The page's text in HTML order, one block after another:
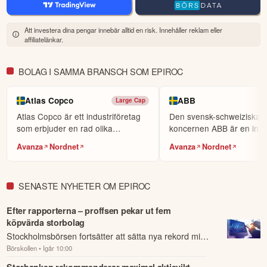
Denna summering har tagits fram med hjälp av AI och kan
Innehållet ska inte ses som investeringsråd eller personlig
rådgivning. Ta alltid del av bolagets fullständiga kvartalsrapport
garanti för framtida avkastning. Skulle du upptäcka fel eller
andra förbättringsförslag i materialet är du välkommen att
Öppna rapport (PDF)
Att investera dina pengar innebär alltid en risk. Innehåller reklam eller
affiliatelänkar.
BOLAG I SAMMA BRANSCH SOM EPIROC
Atlas Copco Large Cap
Atlas Copco är ett industriföretag
som erbjuder en rad olika
Avanza Nordnet
ABB
Den svensk-schweiziska
koncernen ABB är en
Avanza Nordnet
SENASTE NYHETER OM EPIROC
Efter rapporterna – proffsen pekar ut fem
köpvärda storbolag
Stockholmsbörsen fortsätter att sätta nya rekord mitt
under en rapportsäsong som Ålandsbankens
Börskollen • Igår 10:00